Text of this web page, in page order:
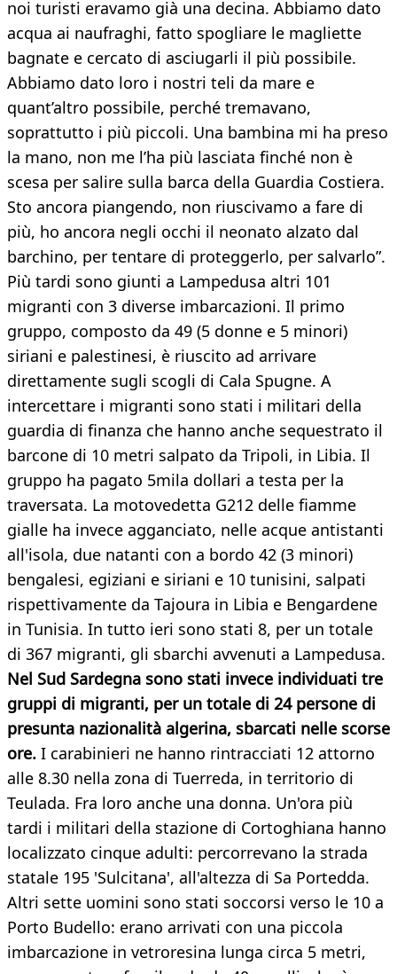
noi turisti eravamo già una decina. Abbiamo dato
acqua ai naufraghi, fatto spogliare le magliette
bagnate e cercato di asciugarli il più possibile.
Abbiamo dato loro i nostri teli da mare e
quant’altro possibile, perché tremavano,
soprattutto i più piccoli. Una bambina mi ha preso
la mano, non me l’ha più lasciata finché non è
scesa per salire sulla barca della Guardia Costiera.
Sto ancora piangendo, non riuscivamo a fare di
più, ho ancora negli occhi il neonato alzato dal
barchino, per tentare di proteggerlo, per salvarlo”.
Più tardi sono giunti a Lampedusa altri 101
migranti con 3 diverse imbarcazioni. Il primo
gruppo, composto da 49 (5 donne e 5 minori)
siriani e palestinesi, è riuscito ad arrivare
direttamente sugli scogli di Cala Spugne. A
intercettare i migranti sono stati i militari della
guardia di finanza che hanno anche sequestrato il
barcone di 10 metri salpato da Tripoli, in Libia. Il
gruppo ha pagato 5mila dollari a testa per la
traversata. La motovedetta G212 delle fiamme
gialle ha invece agganciato, nelle acque antistanti
all'isola, due natanti con a bordo 42 (3 minori)
bengalesi, egiziani e siriani e 10 tunisini, salpati
rispettivamente da Tajoura in Libia e Bengardene
in Tunisia. In tutto ieri sono stati 8, per un totale
di 367 migranti, gli sbarchi avvenuti a Lampedusa.
Nel Sud Sardegna sono stati invece individuati tre
gruppi di migranti, per un totale di 24 persone di
presunta nazionalità algerina, sbarcati nelle scorse
ore. I carabinieri ne hanno rintracciati 12 attorno
alle 8.30 nella zona di Tuerreda, in territorio di
Teulada. Fra loro anche una donna. Un'ora più
tardi i militari della stazione di Cortoghiana hanno
localizzato cinque adulti: percorrevano la strada
statale 195 'Sulcitana', all'altezza di Sa Portedda.
Altri sette uomini sono stati soccorsi verso le 10 a
Porto Budello: erano arrivati con una piccola
imbarcazione in vetroresina lunga circa 5 metri,